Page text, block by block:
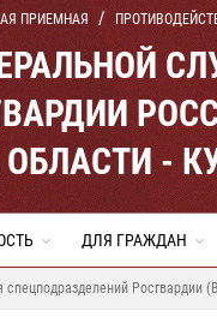
ПРИЕМНАЯ
-
ДЛЯ ГРАЖДАН
Росгвардии